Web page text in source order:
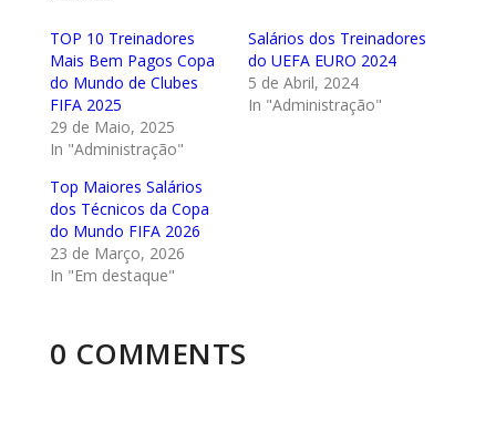
TOP 10 Treinadores
Mais Bem Pagos Copa
do Mundo de Clubes
FIFA 2025
29 de Maio, 2025
In "Administração"
Salários dos Treinadores
do UEFA EURO 2024
5 de Abril, 2024
In "Administração"
Top Maiores Salários
dos Técnicos da Copa
do Mundo FIFA 2026
23 de Março, 2026
In "Em destaque"
0 COMMENTS